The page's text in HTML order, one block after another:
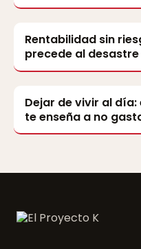
Rentabilidad sin
precede al desastre
Dejar de vivir al
te enseña a no